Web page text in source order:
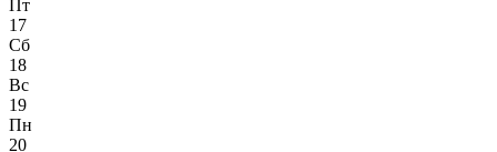
Пт
17
Сб
18
Вс
19
Пн
20